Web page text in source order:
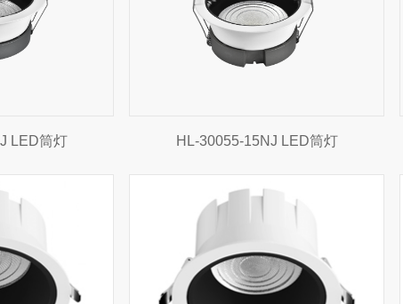
LED筒灯 HL-30055-15NJ LED筒灯